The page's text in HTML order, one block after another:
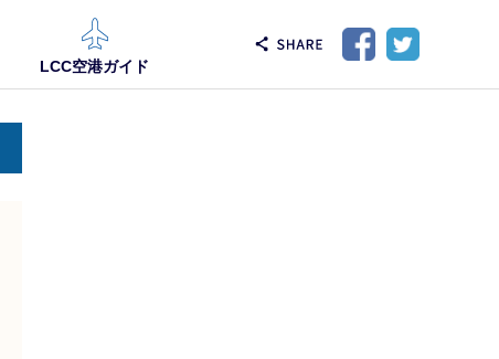
LCC空港ガイド